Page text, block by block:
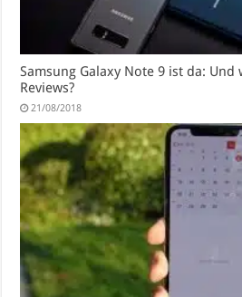
Samsung Galaxy Note 9 ist da: Und
Reviews?
21/08/2018